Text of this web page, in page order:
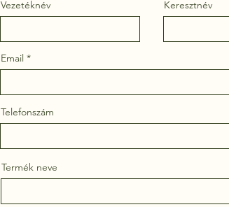
Vezetéknév Keresztnév
Email
Telefonszám
Termék neve